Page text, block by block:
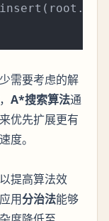
需要考虑的解
A*搜索算法通
优先扩展更有
度。
提高算法效
用分治法能够